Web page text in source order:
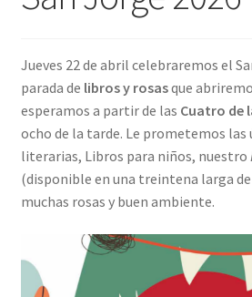
MIEMBROS DE FES-TE
Jueves 22 de abril celebraremos el
parada de libros y rosasque
esperamos a partir de las Cuatro de
ocho de la tarde. Le prometemos las
literarias, Libros para niños, nuestro
(disponible en una treintena larga
muchas rosas y buen ambiente.